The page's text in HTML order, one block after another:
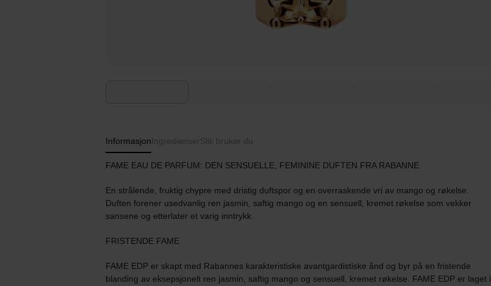
Informasjon Ingredienser Slik bruker du
FAME EAU DE PARFUM: DEN SENSUELLE, FEMININE DUFTEN FRA RABANNE
En strålende, fruktig chypre med dristig duftspor og en overraskende vri av mango og røkelse.
Duften forener usedvanlig ren jasmin, saftig mango og en sensuell, kremet røkelse som vekker
sansene og etterlater et varig inntrykk.
FRISTENDE FAME
FAME EDP er skapt med Rabannes karakteristiske avantgardistiske ånd og byr på en fristende
blanding av eksepsjonelt ren jasmin, saftig mango og sensuell, kremet røkelse. FAME EDP er laget i